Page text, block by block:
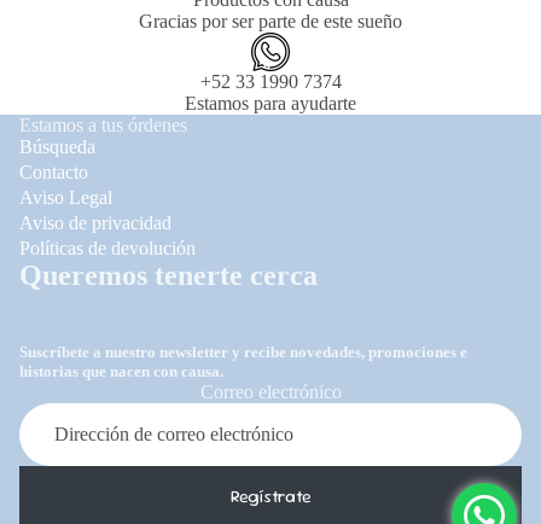
Gracias por ser parte de este sueño
+52 33 1990 7374
Estamos para ayudarte
Estamos a tus órdenes
Búsqueda
Contacto
Aviso Legal
Aviso de privacidad
Políticas de devolución
Queremos tenerte cerca
Suscríbete a nuestro newsletter y recibe novedades, promociones e
historias que nacen con causa.
Correo electrónico
Regístrate